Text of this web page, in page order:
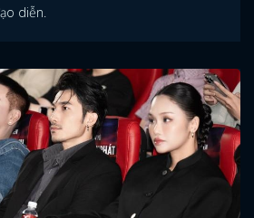
diễn.